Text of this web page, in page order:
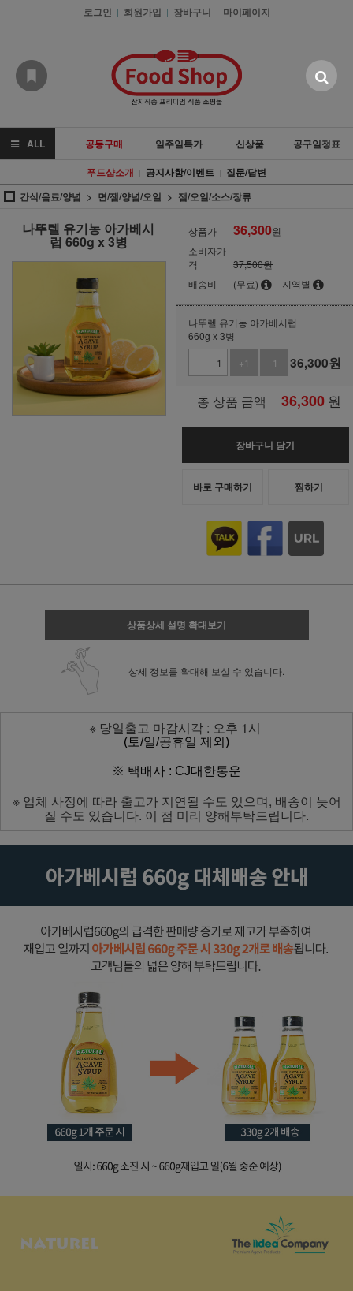
로그인 | 회원가입 | 장바구니 | 마이페이지
ALL 공동구매 일주일특가 신상품
공구일정표
푸드샵소개 | 공지사항/이벤트 | 질문/답변
간식/음료/양념
면/잼/양념/오일 잼/오일/소스/장류
나뚜렐 유기농 아가베시
럽 660g x 3병
상품가 36,300원
소비자가
격
37,500원
배송비
(무료) 지역별
나뚜렐 유기농 아가베시럽
660g x 3병
+1
-1 36,300원
총 상품 금액 36,300 원
장바구니 담기
바로 구매하기 찜하기
상품상세 설명 확대보기
상세 정보를 확대해 보실 수 있습니다.
※ 당일출고 마감시각 : 오후 1시
(토/일/공휴일 제외)
※ 택배사 : CJ대한통운
※ 업체 사정에 따라 출고가 지연될 수도 있으며, 배송이 늦어
질 수도 있습니다. 이 점 미리 양해부탁드립니다.